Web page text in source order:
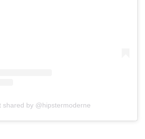
shared by @hipstermoderne